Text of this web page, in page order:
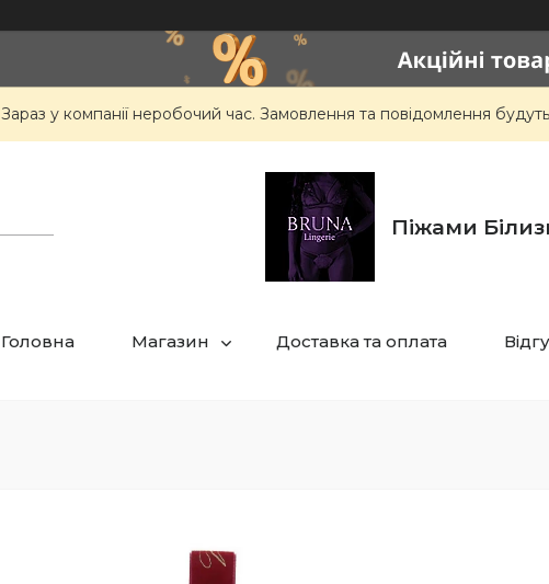
Зараз у компанії неробочий час. Замовлення та повідомлення
Піжами
Головна Магазин Доставка та оплата